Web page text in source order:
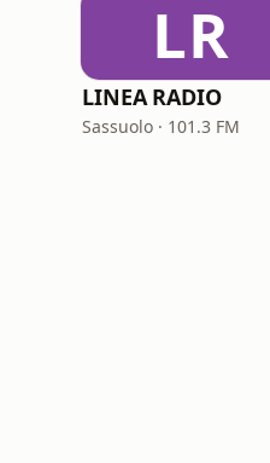
LR
LINEA RADIO
Sassuolo · 101.3 FM